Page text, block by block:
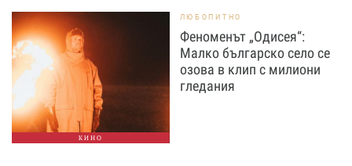
КИНО
ЛЮБОПИТНО
Феноменът „Одисея“:
Малко българско село се
озова в клип с милиони
гледания